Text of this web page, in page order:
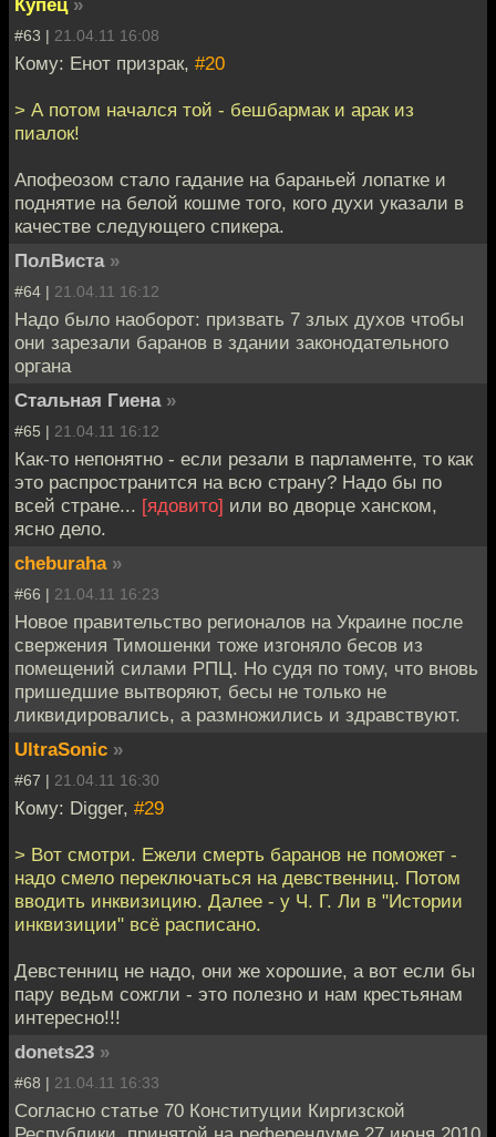
#63 | 21.04.11 16:08
Кому: Енот призрак, #20
> А потом начался той - бешбармак и арак из
пиалок!
Апофеозом стало гадание на бараньей лопатке и
поднятие на белой кошме того, кого духи указали в
качестве следующего спикера.
ПолВиста »
#64 | 21.04.11 16:12
Надо было наоборот: призвать 7 злых духов чтобы
они зарезали баранов в здании законодательного
органа
Стальная Гиена »
#65 | 21.04.11 16:12
Как-то непонятно - если резали в парламенте, то как
это распространится на всю страну? Надо бы по
всей стране... [ядовито] или во дворце ханском,
ясно дело.
cheburaha »
#66 | 21.04.11 16:23
Новое правительство регионалов на Украине после
свержения Тимошенки тоже изгоняло бесов из
помещений силами РПЦ. Но судя по тому, что вновь
пришедшие вытворяют, бесы не только не
ликвидировались, а размножились и здравствуют.
UltraSonic »
#67 | 21.04.11 16:30
Кому: Digger, #29
> Вот смотри. Ежели смерть баранов не поможет -
надо смело переключаться на девственниц. Потом
вводить инквизицию. Далее - у Ч. Г. Ли в "Истории
инквизиции" всё расписано.
Девстенниц не надо, они же хорошие, а вот если бы
пару ведьм сожгли - это полезно и нам крестьянам
интересно!!!
donets23 »
#68 | 21.04.11 16:33
Согласно статье 70 Конституции Киргизской